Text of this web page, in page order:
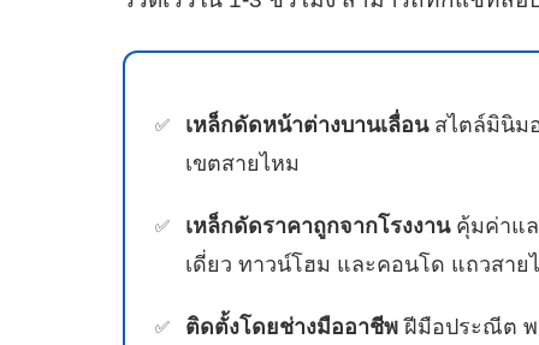
เหล็กดัดหน้าต่างบานเลื่อนสไตล์มินิม
เขตสายไหม
เหล็กดัดราคาถูกจากโรงงานคุ้มค่าแล
เดี่ยว ทาวน์โฮม และคอนโด แถวสาย
ติดตั้งโดยช่างมืออาชีพ ฝีมือประณีต พ